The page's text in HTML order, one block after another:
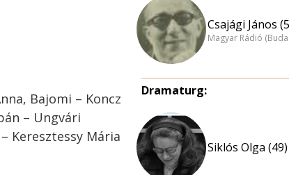
Bajomi – Koncz
– Ungvári
Keresztessy Mária
Csajági János
Magyar Rádió
Dramaturg:
Siklós Olga (49)